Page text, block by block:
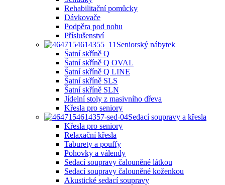
Rehabilitační pomůcky
Dávkovače
Podpěra pod nohu
Příslušenství
Seniorský nábytek
Šatní skříně Q
Šatní skříně Q OVAL
Šatní skříně Q LINE
Šatní skříně SLS
Šatní skříně SLN
Jídelní stoly z masivního dřeva
Křesla pro seniory
Sedací soupravy a křesla
Křesla pro seniory
Relaxační křesla
Taburety a pouffy
Pohovky a válendy
Sedací soupravy čalouněné látkou
Sedací soupravy čalouněné koženkou
Akustické sedací soupravy